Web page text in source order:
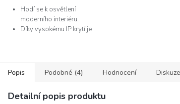
Hodí se k osvětlení
moderního interiéru.
Díky vysokému IP krytí je
balení.
Popis Podobné (4) Hodnocení Diskuze
Detailní popis produktu